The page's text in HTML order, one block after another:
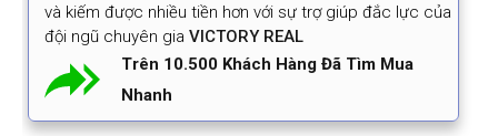
và kiếm được nhiều tiền hơn với sự trợ giúp đắc lực của
đội ngũ chuyên gia VICTORY REAL
Trên 10.500 Khách Hàng Đã Tìm Mua
Nhanh